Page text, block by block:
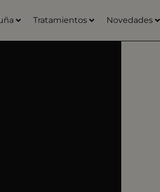
Tratamientos Novedades